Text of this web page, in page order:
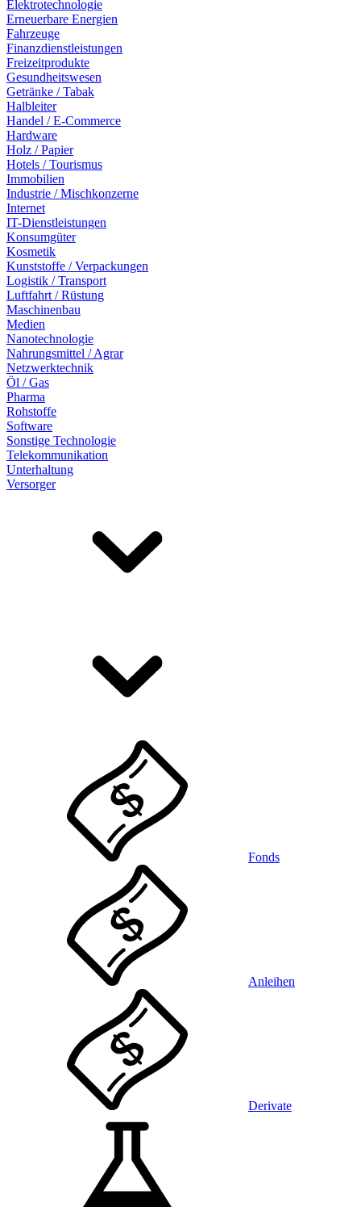
Elektrotechnologie
Erneuerbare Energien
Fahrzeuge
Finanzdienstleistungen
Freizeitprodukte
Gesundheitswesen
Getränke / Tabak
Halbleiter
Handel / E-Commerce
Hardware
Holz / Papier
Hotels / Tourismus
Immobilien
Industrie / Mischkonzerne
Internet
IT-Dienstleistungen
Konsumgüter
Kosmetik
Kunststoffe / Verpackungen
Logistik / Transport
Luftfahrt / Rüstung
Maschinenbau
Medien
Nanotechnologie
Nahrungsmittel / Agrar
Netzwerktechnik
Öl / Gas
Pharma
Rohstoffe
Software
Sonstige Technologie
Telekommunikation
Unterhaltung
Versorger
Fonds
Anleihen
Derivate